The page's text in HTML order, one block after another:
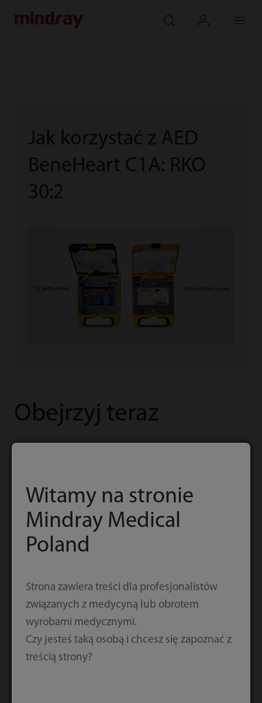
Jak korzystać z AED
BeneHeart C1A: RKO
30:2
Obejrzyj teraz
Witamy na stronie
Mindray Medical
Poland
Strona zawiera treści dla profesjonalistów
związanych z medycyną lub obrotem
wyrobami medycznymi.
Czy jesteś taką osobą i chcesz się zapoznać z
treścią strony?